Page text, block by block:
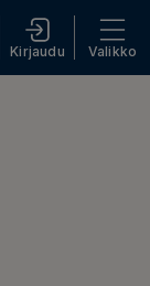
Kirjaudu Valikko